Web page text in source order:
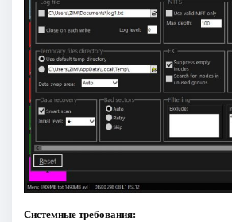
Системные требования: